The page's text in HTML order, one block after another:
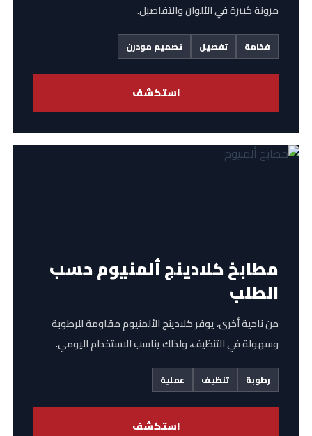
مرونة كبيرة في الألوان والتفاصيل.
فخامة تفصيل تصميم مودرن
استكشف
مطابخ كلادينج ألمنيوم حسب
الطلب
من ناحية أخرى، يوفر كلادينج الألمنيوم مقاومة للرطوبة
وسهولة في التنظيف، ولذلك يناسب الاستخدام اليومي.
رطوبة تنظيف عملية
استكشف